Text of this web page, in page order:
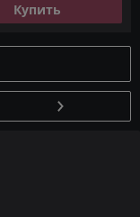
Купить